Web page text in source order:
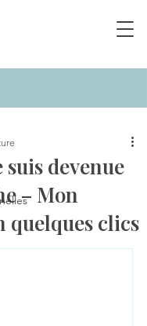
devenue
– Mon
quelques clics